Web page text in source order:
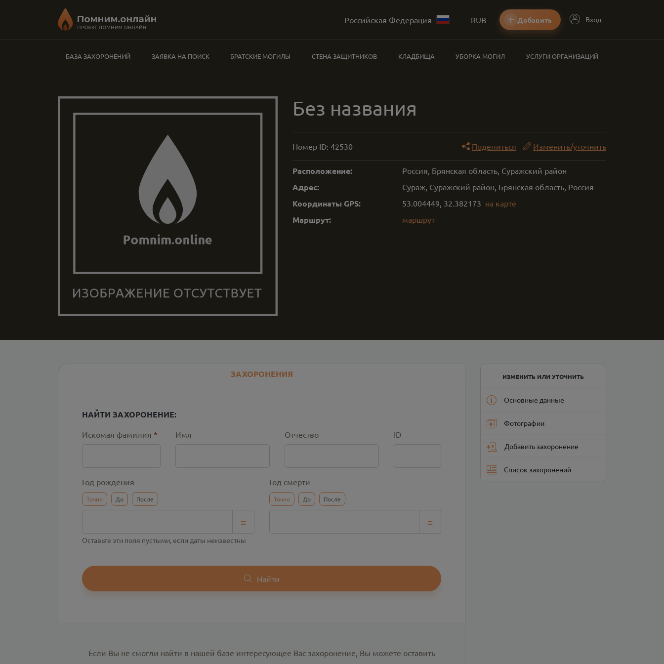
Российская Федерация RUB Добавить Вход
БАЗА ЗАХОРОНЕНИЙ ЗАЯВКА НА ПОИСК БРАТСКИЕ МОГИЛЫ СТЕНА ЗАЩИТНИКОВ КЛАДБИЩА УБОРКА МОГИЛ УСЛУГИ ОРГАНИЗАЦИЙ
Без названия
Номер ID: 42530 Поделиться Изменить/уточнить
Расположение: Россия, Брянская область, Суражский район
Адрес: Сураж, Суражский район, Брянская область, Россия
Координаты GPS: 53.004449, 32.382173 на карте
Маршрут: маршрут
ЗАХОРОНЕНИЯ
НАЙТИ ЗАХОРОНЕНИЕ:
Искомая фамилия * Имя Отчество ID
Год рождения
Точно До После
=
Год смерти
Точно До После
=
Оставьте эти поля пустыми, если даты неизвестны
Найти
Если Вы не смогли найти в нашей базе интересующее Вас захоронение, Вы можете оставить
ИЗМЕНИТЬ ИЛИ УТОЧНИТЬ
Основные данные
Фотографии
Добавить захоронение
Список захоронений